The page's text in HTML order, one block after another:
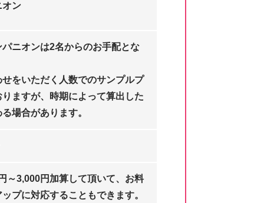
オン
パニオンは2名からのお手配とな
せをいただく人数でのサンプルプ
ますが、時期によって算出した
場合があります。
～3,000円加算して頂いて、お料
プに対応することもできます。